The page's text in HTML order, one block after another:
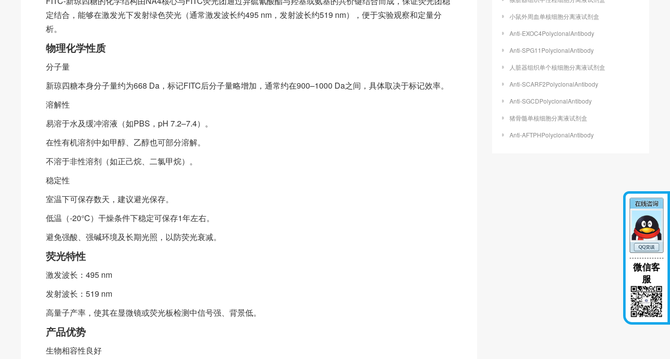
定结合，能够在激发光下发射绿色荧光（通常激发波长约495 nm，发射波长约519 nm），便于实验观察和定量分
析。
物理化学性质
分子量
新琼四糖本身分子量约为668 Da，标记FITC后分子量略增加，通常约在900–1000 Da之间，具体取决于标记效率。
溶解性
易溶于水及缓冲溶液（如PBS，pH 7.2–7.4）。
在性有机溶剂中如甲醇、乙醇也可部分溶解。
不溶于非性溶剂（如正己烷、二氯甲烷）。
稳定性
室温下可保存数天，建议避光保存。
低温（-20°C）干燥条件下稳定可保存1年左右。
避免强酸、强碱环境及长期光照，以防荧光衰减。
荧光特性
激发波长：495 nm
发射波长：519 nm
高量子产率，使其在显微镜或荧光板检测中信号强、背景低。
产品优势
生物相容性良好
小鼠外周血单核细胞分离液试剂盒
Anti-EXOC4PolyclonalAntibody
Anti-SPG11PolyclonalAntibody
人脏器组织单个核细胞分离液试剂盒
Anti-SCARF2PolyclonalAntibody
Anti-SGCDPolyclonalAntibody
猪骨髓单核细胞分离液试剂盒
Anti-AFTPHPolyclonalAntibody
微信客
服